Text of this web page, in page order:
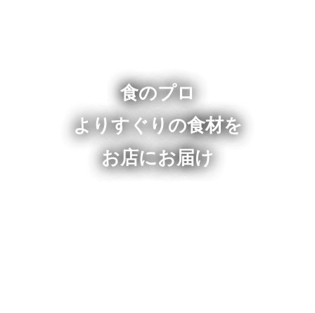
食のプロ
よりすぐりの食材を
お店にお届け